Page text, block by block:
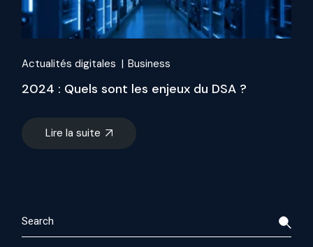
Actualités digitales Business
2024 : Quels sont les enjeux du DSA ?
Lire la suite